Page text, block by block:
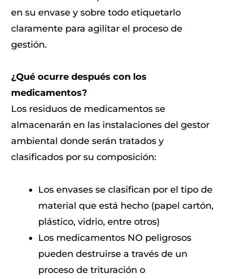
en su envase y sobre todo etiquetarlo
claramente para agilitar el proceso de
gestión.
¿Qué ocurre después con los
medicamentos?
Los residuos de medicamentos se
almacenarán en las instalaciones del gestor
ambiental donde serán tratados y
clasificados por su composición:
Los envases se clasifican por el tipo de
material que está hecho (papel cartón,
plástico, vidrio, entre otros)
Los medicamentos NO peligrosos
pueden destruirse a través de un
proceso de trituración o